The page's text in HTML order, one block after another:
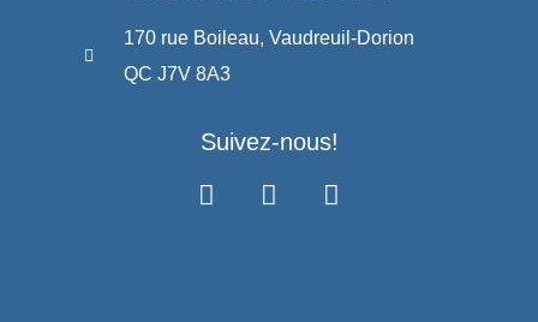
170 rue Boileau, Vaudreuil-Dorion
QC J7V 8A3
Suivez-nous!